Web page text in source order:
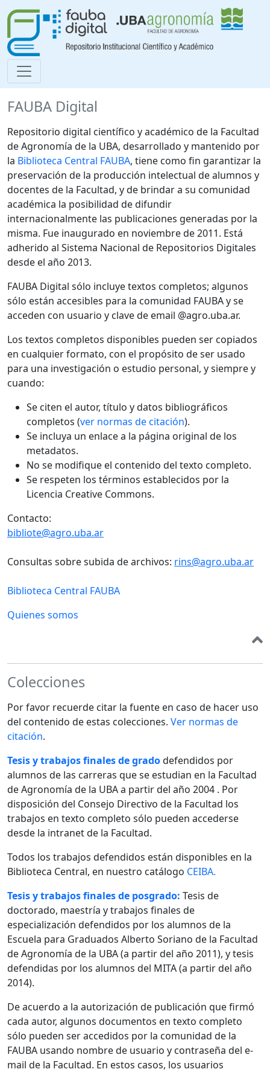
FAUBA Digital
Repositorio digital científico y académico de la Facultad
de Agronomía de la UBA, desarrollado y mantenido por
la Biblioteca Central FAUBA, tiene como fin garantizar la
preservación de la producción intelectual de alumnos y
docentes de la Facultad, y de brindar a su comunidad
académica la posibilidad de difundir
internacionalmente las publicaciones generadas por la
misma. Fue inaugurado en noviembre de 2011. Está
adherido al Sistema Nacional de Repositorios Digitales
desde el año 2013.
FAUBA Digital sólo incluye textos completos; algunos
sólo están accesibles para la comunidad FAUBA y se
acceden con usuario y clave de email @agro.uba.ar.
Los textos completos disponibles pueden ser copiados
en cualquier formato, con el propósito de ser usado
para una investigación o estudio personal, y siempre y
cuando:
Se citen el autor, título y datos bibliográficos
completos (ver normas de citación).
Se incluya un enlace a la página original de los
metadatos.
No se modifique el contenido del texto completo.
Se respeten los términos establecidos por la
Licencia Creative Commons.
Contacto:
bibliote@agro.uba.ar
Consultas sobre subida de archivos: rins@agro.uba.ar
Biblioteca Central FAUBA
Quienes somos
Colecciones
Por favor recuerde citar la fuente en caso de hacer uso
del contenido de estas colecciones. Ver normas de
citación.
Tesis y trabajos finales de gradodefendidos por
alumnos de las carreras que se estudian en la Facultad
de Agronomía de la UBA a partir del año 2004 . Por
disposición del Consejo Directivo de la Facultad los
trabajos en texto completo sólo pueden accederse
desde la intranet de la Facultad.
Todos los trabajos defendidos están disponibles en la
Biblioteca Central, en nuestro catálogo CEIBA.
Tesis y trabajos finales de posgrado: Tesis de
doctorado, maestría y trabajos finales de
especialización defendidos por los alumnos de la
Escuela para Graduados Alberto Soriano de la Facultad
de Agronomía de la UBA (a partir del año 2011), y tesis
defendidas por los alumnos del MITA (a partir del año
2014).
De acuerdo a la autorización de publicación que firmó
cada autor, algunos documentos en texto completo
sólo pueden ser accedidos por la comunidad de la
FAUBA usando nombre de usuario y contraseña del e-
mail de la Facultad. En estos casos, los usuarios